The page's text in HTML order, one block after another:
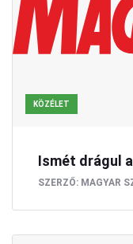
KÖZÉLET
Ismét drágul
SZERZŐ: MAGYAR